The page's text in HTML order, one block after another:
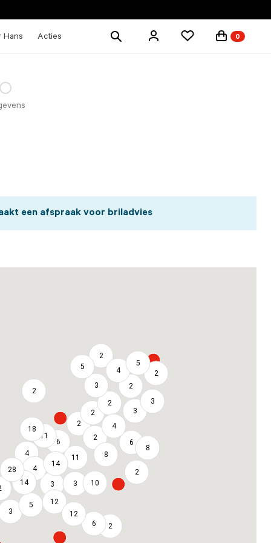
Hans Acties
Zoek
0
een afspraak voor briladvies
2
28
18
4
11
14
5
3
4
5
6
14
2
3
2
3
2
4
12
11
2
2
3
5
12
4
2
8
10
3
2
6
6
3
8
2
2